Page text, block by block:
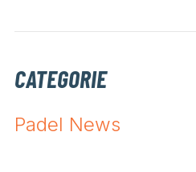
CATEGORIE
Padel News